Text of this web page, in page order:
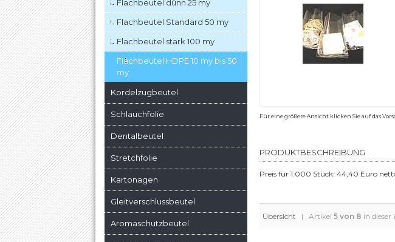
Flachbeutel dünn 25 my
Flachbeutel Standard 50 my
Flachbeutel stark 100 my
Flachbeutel HDPE 10 my bis 50
my
Kordelzugbeutel
Schlauchfolie
Dentalbeutel
Stretchfolie
Kartonagen
Gleitverschlussbeutel
Aromaschutzbeutel
Für eine größere Ansicht klicken Sie auf das
PRODUKTBESCHREIBUNG
Preis für 1.000 Stück: 44,40 Euro
Übersicht | Artikel 5 von 8 in dieser